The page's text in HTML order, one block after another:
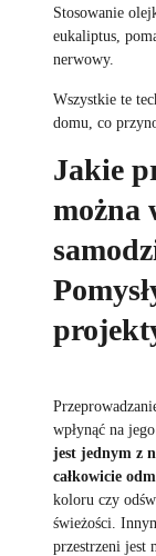
Stosowanie
eukaliptus,
nerwowy.
Wszystkie te
domu, co
Jakie
można
wpłynąć na
jest jednym z
całkowicie
koloru czy
świeżości.
przestrzeni jest